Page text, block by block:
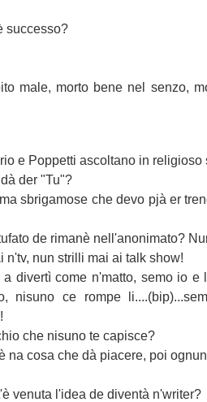
successo?
male, morto bene nel senzo,
e Poppetti ascoltano in religioso
der "Tu"?
sbrigamose che devo pjà er
de rimanè nell'anonimato?
nun strilli mai ai talk show!
divertì come n'matto, semo io e
nisuno ce rompe
che nisuno te capisce?
na cosa che dà piacere, poi
venuta l'idea de diventà n'writer?